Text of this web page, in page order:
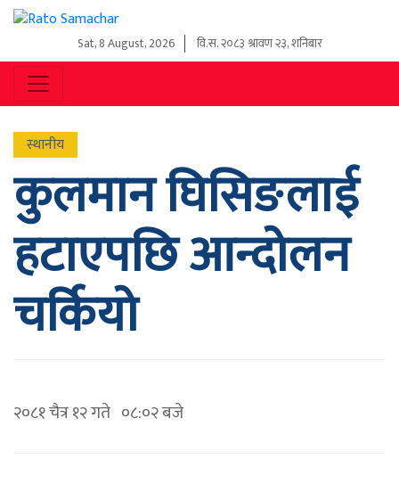
Sat, 8 August, 2026 वि.स.२०८३ श्रावण २३, शनिबार
स्थानीय
कुलमान घिसिङलाई
हटाएपछि आन्दोलन
चर्कियो
२०८१ चैत्र १२ गते ०८:०२ बजे